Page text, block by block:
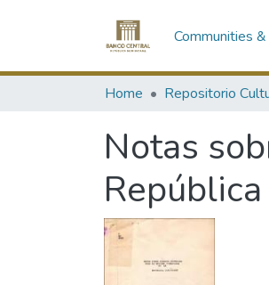
Communities
Home Repositorio
Notas